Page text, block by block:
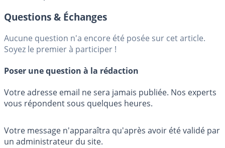
Questions & Échanges
Aucune question n'a encore été posée sur cet article.
Soyez le premier à participer !
Poser une question à la rédaction
Votre adresse email ne sera jamais publiée. Nos experts
vous répondent sous quelques heures.
Votre message n'apparaîtra qu'après avoir été validé par
un administrateur du site.